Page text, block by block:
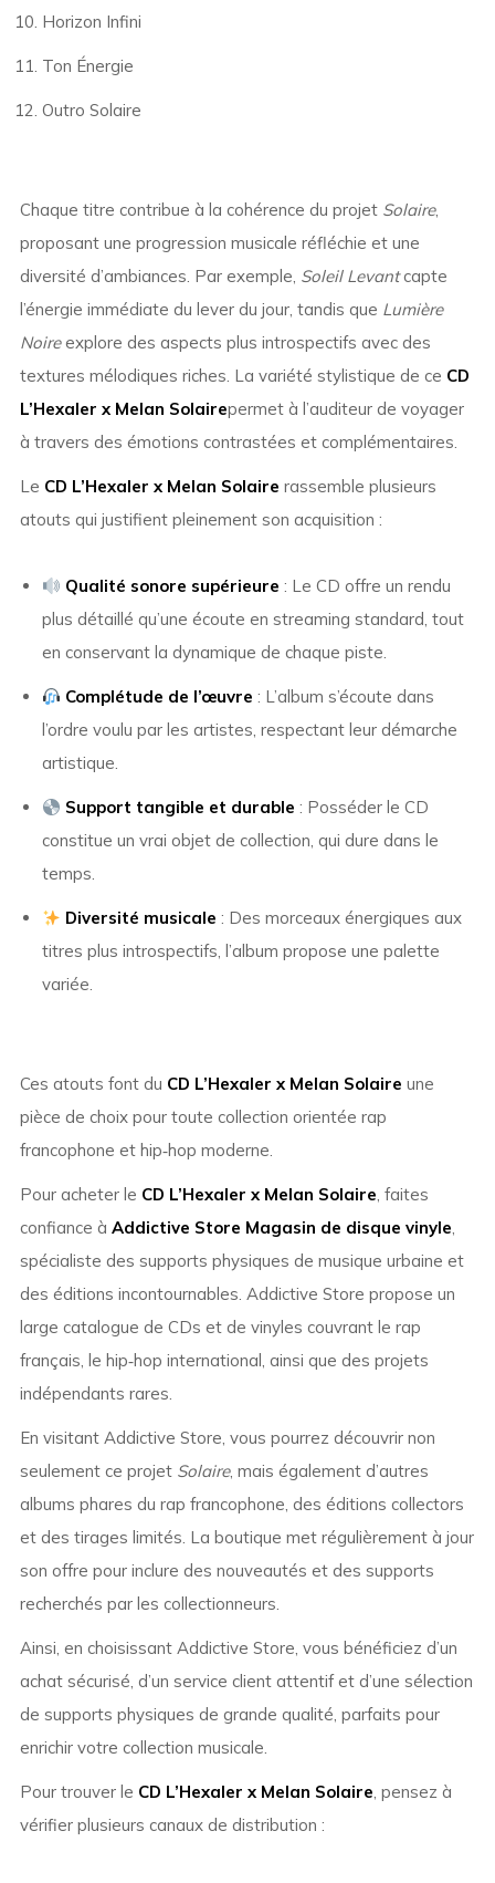
Horizon Infini
Ton Énergie
Outro Solaire
Chaque titre contribue à la cohérence du projet Solaire,
proposant une progression musicale réfléchie et une
diversité d’ambiances. Par exemple, Soleil Levantcapte
l’énergie immédiate du lever du jour, tandis que Lumière
Noireexplore des aspects plus introspectifs avec des
textures mélodiques riches. La variété stylistique de ce CD
L’Hexaler x Melan Solairepermet à l’auditeur de voyager
à travers des émotions contrastées et complémentaires.
Le CD L’Hexaler x Melan Solaire rassemble plusieurs
atouts qui justifient pleinement son acquisition :
Qualité sonore supérieure : Le CD offre un rendu
plus détaillé qu’une écoute en streaming standard, tout
en conservant la dynamique de chaque piste.
Complétude de l’œuvre : L’album s’écoute dans
l’ordre voulu par les artistes, respectant leur démarche
artistique.
Support tangible et durable : Posséder le CD
constitue un vrai objet de collection, qui dure dans le
temps.
Diversité musicale : Des morceaux énergiques aux
titres plus introspectifs, l’album propose une palette
variée.
Ces atouts font du CD L’Hexaler x Melan Solaire une
pièce de choix pour toute collection orientée rap
francophone et hip‑hop moderne.
Pour acheter le CD L’Hexaler x Melan Solaire, faites
confiance à Addictive Store Magasin de disque vinyle,
spécialiste des supports physiques de musique urbaine et
des éditions incontournables. Addictive Store propose un
large catalogue de CDs et de vinyles couvrant le rap
français, le hip‑hop international, ainsi que des projets
indépendants rares.
En visitant Addictive Store, vous pourrez découvrir non
seulement ce projet Solaire, mais également d’autres
albums phares du rap francophone, des éditions collectors
et des tirages limités. La boutique met régulièrement à jour
son offre pour inclure des nouveautés et des supports
recherchés par les collectionneurs.
Ainsi, en choisissant Addictive Store, vous bénéficiez d’un
achat sécurisé, d’un service client attentif et d’une sélection
de supports physiques de grande qualité, parfaits pour
enrichir votre collection musicale.
Pour trouver le CD L’Hexaler x Melan Solaire, pensez à
vérifier plusieurs canaux de distribution :